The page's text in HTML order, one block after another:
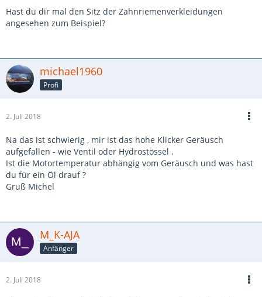
Hast du dir mal den Sitz der Zahnriemenverkleidungen
angesehen zum Beispiel?
michael1960
Profi
2. Juli 2018
Na das ist schwierig , mir ist das hohe Klicker Geräusch
aufgefallen - wie Ventil oder Hydrostössel .
Ist die Motortemperatur abhängig vom Geräusch und was hast
du für ein Öl drauf ?
Gruß Michel
M_K-AJA
Anfänger
2. Juli 2018